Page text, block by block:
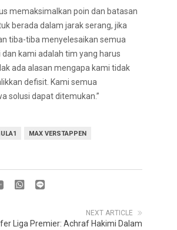
memaksimalkan poin dan batasan
berada dalam jarak serang, jika
tiba-tiba menyelesaikan semua
kami adalah tim yang harus
ada alasan mengapa kami tidak
defisit. Kami semua
solusi dapat ditemukan.”
MAX VERSTAPPEN
NEXT ARTICLE
Liga Premier: Achraf Hakimi Dalam